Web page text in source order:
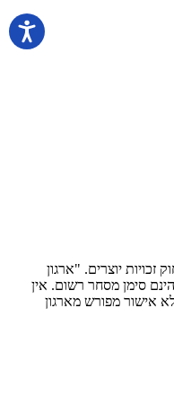
יוצרים. "ארגון
סימן מסחר רשום. אין
אישור מפורש מארגון